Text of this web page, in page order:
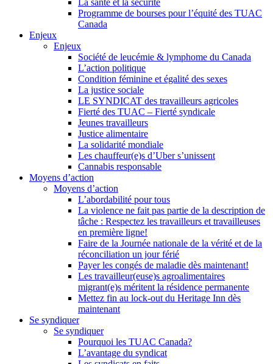
La santé et la sécurité
Programme de bourses pour l’équité des TUAC
Canada
Enjeux
Enjeux
Société de leucémie & lymphome du Canada
L’action politique
Condition féminine et égalité des sexes
La justice sociale
LE SYNDICAT des travailleurs agricoles
Fierté des TUAC – Fierté syndicale
Jeunes travailleurs
Justice alimentaire
La solidarité mondiale
Les chauffeur(e)s d’Uber s’unissent
Cannabis responsable
Moyens d’action
Moyens d’action
L’abordabilité pour tous
La violence ne fait pas partie de la description de
tâche : Respectez les travailleurs et travailleuses
en première ligne!
Faire de la Journée nationale de la vérité et de la
réconciliation un jour férié
Payer les congés de maladie dès maintenant!
Les travailleur(euse)s agroalimentaires
migrant(e)s méritent la résidence permanente
Mettez fin au lock-out du Heritage Inn dès
maintenant
Se syndiquer
Se syndiquer
Pourquoi les TUAC Canada?
L’avantage du syndicat